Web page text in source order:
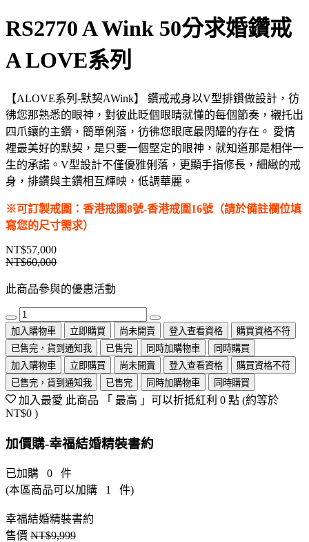
RS2770 A Wink 50分求婚鑽戒
A LOVE系列
【ALOVE系列-默契AWink】 鑽戒戒身以V型排鑽做設計，彷
彿您那熟悉的眼神，對彼此眨個眼睛就懂的每個節奏，襯托出
四爪鑲的主鑽，簡單俐落，彷彿您眼底最閃耀的存在。 愛情
裡最美好的默契，是只要一個堅定的眼神，就知道那是相伴一
生的承諾。V型設計不僅優雅俐落，更顯手指修長，細緻的戒
身，排鑽與主鑽相互輝映，低調華麗。
※可訂製戒圍：香港戒圍8號-香港戒圍16號（請於備註欄位填
寫您的尺寸需求）
NT$57,000
NT$60,000
此商品參與的優惠活動
加入購物車 立即購買 尚未開賣 登入查看資格
購買資格不符
已售完，貨到通知我
已售完 同時加購物車
同時購買
加入購物車
立即購買 尚未開賣 登入查看資格
購買資格不符
已售完，貨到通知我
已售完 同時加購物車 同時購買
加入最愛 此商品 「 最高 」可以折抵紅利 0 點 (約等於
NT$0 )
加價購-幸福結婚精裝書約
已加購 0 件
(本區商品可以加購 1 件)
幸福結婚精裝書約
售價 NT$9,999